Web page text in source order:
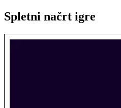
Spletni načrt igre